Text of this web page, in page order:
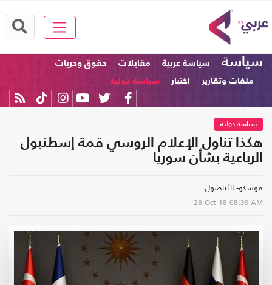
سياسة سياسة عربية مقابلات
حقوق وحريات
ملفات وتقارير
اختبار سياسة دولية
سياسة دولية
هكذا تناول الإعلام الروسي قمة إسطنبول
الرباعية بشأن سوريا
موسكو- الأناضول
28-Oct-18 08:39 AM